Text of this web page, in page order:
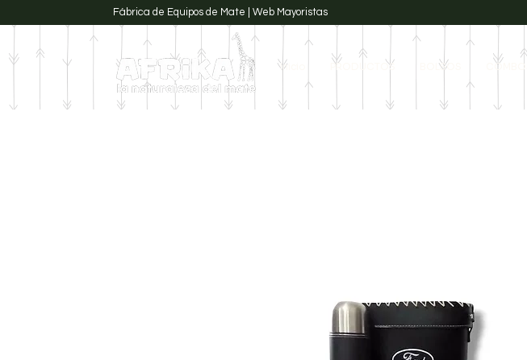
Fábrica de Equipos de Mate | Web Mayoristas
Inicio PRODUCTOS BOLSOS COMBOS